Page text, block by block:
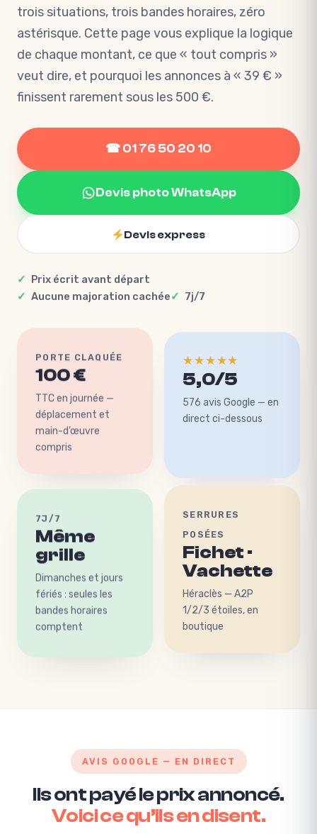
trois situations, trois bandes horaires, zéro
astérisque. Cette page vous explique la logique
de chaque montant, ce que « tout compris »
veut dire, et pourquoi les annonces à « 39 € »
finissent rarement sous les 500 €.
☎ 01 76 50 20 10
Devis photo WhatsApp
Devis express
Prix écrit avant départ
Aucune majoration cachée
7j/7
PORTE CLAQUÉE
100 €
TTC en journée —
déplacement et
main-d’œuvre
compris
★★★★★
5,0/5
576 avis Google — en
direct ci-dessous
7J/7
Même
grille
Dimanches et jours
fériés : seules les
bandes horaires
comptent
SERRURES
POSÉES
Fichet ·
Vachette
Héraclès — A2P
1/2/3 étoiles, en
boutique
AVIS GOOGLE — EN DIRECT
Ils ont payé le prix annoncé.
Voici ce qu’ils en disent.